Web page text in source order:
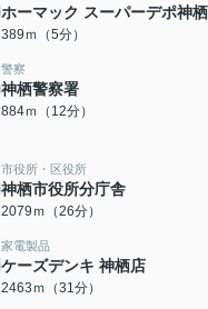
ホーマック スーパーデポ神
389ｍ（5分）
警察
神栖警察署
884ｍ（12分）
市役所・区役所
神栖市役所分庁舎
2079ｍ（26分）
家電製品
ケーズデンキ 神栖店
2463ｍ（31分）